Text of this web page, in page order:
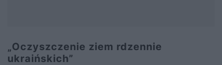
„Oczyszczenie ziem rdzennie
ukraińskich”